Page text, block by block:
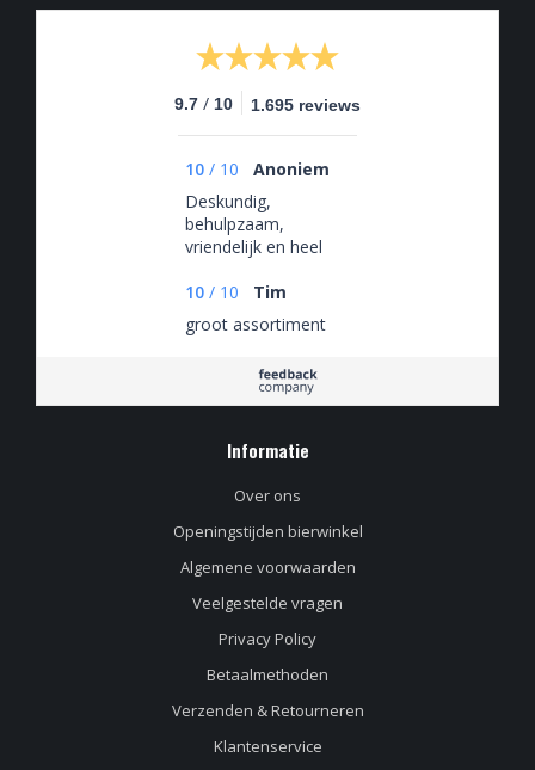
9.7 / 10 1.695 reviews
10 / 10
Anoniem
Deskundig,
behulpzaam,
vriendelijk en heel
10 / 10
Tim
groot assortiment
Informatie
Over ons
Openingstijden bierwinkel
Algemene voorwaarden
Veelgestelde vragen
Privacy Policy
Betaalmethoden
Verzenden & Retourneren
Klantenservice